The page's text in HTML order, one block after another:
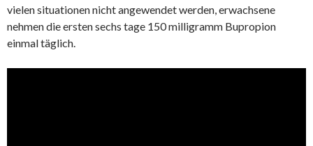
vielen situationen nicht angewendet werden, erwachsene
nehmen die ersten sechs tage 150 milligramm Bupropion
einmal täglich.